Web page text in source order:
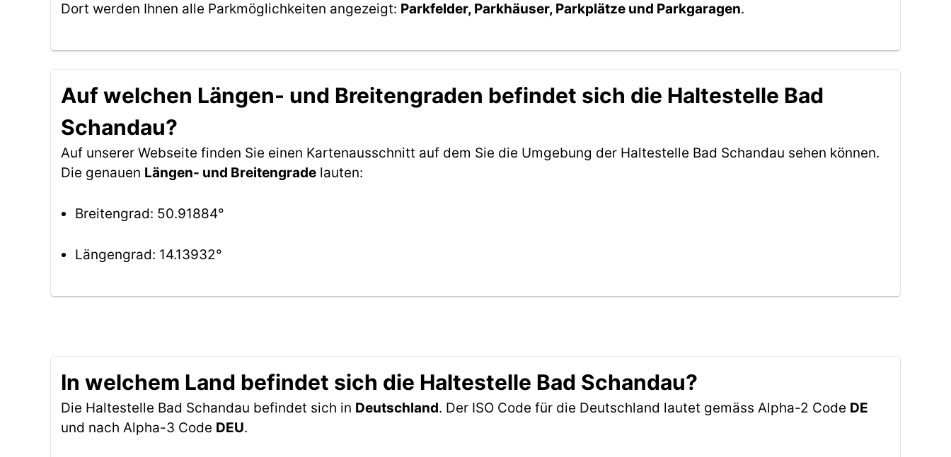
Dort werden Ihnen alle Parkmöglichkeiten angezeigt: Parkfelder, Parkhäuser, Parkplätze und Parkgaragen.
Auf welchen Längen- und Breitengraden befindet sich die Haltestelle Bad
Schandau?
Auf unserer Webseite finden Sie einen Kartenausschnitt auf dem Sie die Umgebung der Haltestelle Bad Schandau sehen können.
Die genauen Längen- und Breitengrade lauten:
Breitengrad: 50.91884°
Längengrad: 14.13932°
In welchem Land befindet sich die Haltestelle Bad Schandau?
Die Haltestelle Bad Schandau befindet sich in Deutschland. Der ISO Code für die Deutschland lautet gemäss Alpha-2 Code DE
und nach Alpha-3 Code DEU.